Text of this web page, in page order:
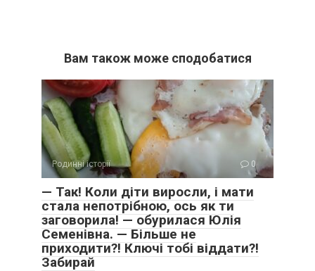
Вам також може сподобатися
Родинні історії 0
— Так! Коли діти виросли, і мати
стала непотрібною, ось як ти
заговорила! — обурилася Юлія
Семенівна. — Більше не
приходити?! Ключі тобі віддати?!
Забирай